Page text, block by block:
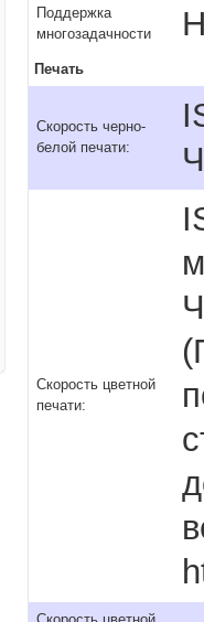
Поддержка
многозадачности
Печать
Скорость черно-
белой печати:
Скорость цветной
печати: